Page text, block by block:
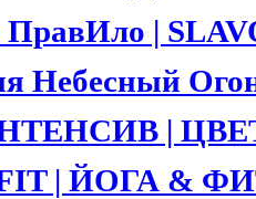
ПравИло |
Небесный
|
| ЙОГА &